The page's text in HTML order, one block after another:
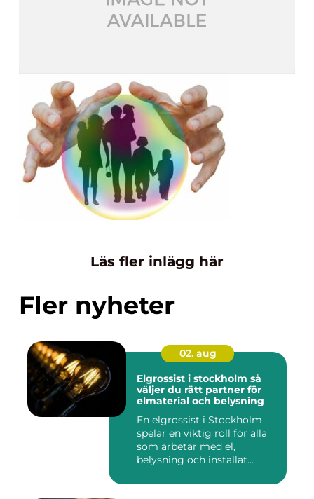
Läs fler inlägg här
Fler nyheter
02. aug
Elgrossist i stockholm så
väljer du rätt partner för
elmaterial och belysning
En elgrossist i Stockholm
spelar en viktig roll för alla
som arbetar med el,
belysning och installat...